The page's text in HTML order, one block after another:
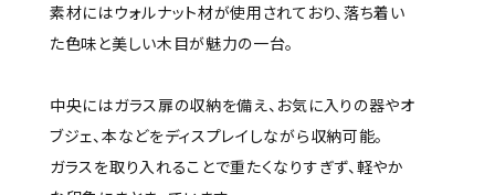
素材にはウォルナット材が使用されており、落ち着い
た色味と美しい木目が魅力の一台。
中央にはガラス扉の収納を備え、お気に入りの器やオ
ブジェ、本などをディスプレイしながら収納可能。
ガラスを取り入れることで重たくなりすぎず、軽やか